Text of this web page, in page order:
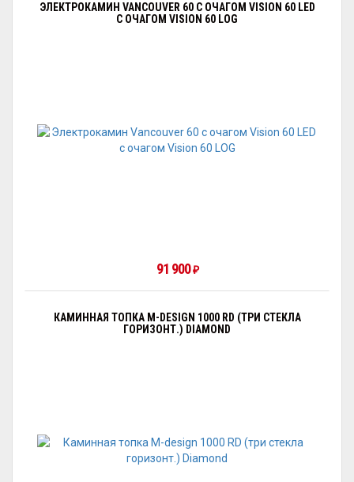
ЭЛЕКТРОКАМИН VANCOUVER 60 С ОЧАГОМ VISION 60 LED
С ОЧАГОМ VISION 60 LOG
91 900₽
КАМИННАЯ ТОПКА M-DESIGN 1000 RD (ТРИ СТЕКЛА
ГОРИЗОНТ.) DIAMOND